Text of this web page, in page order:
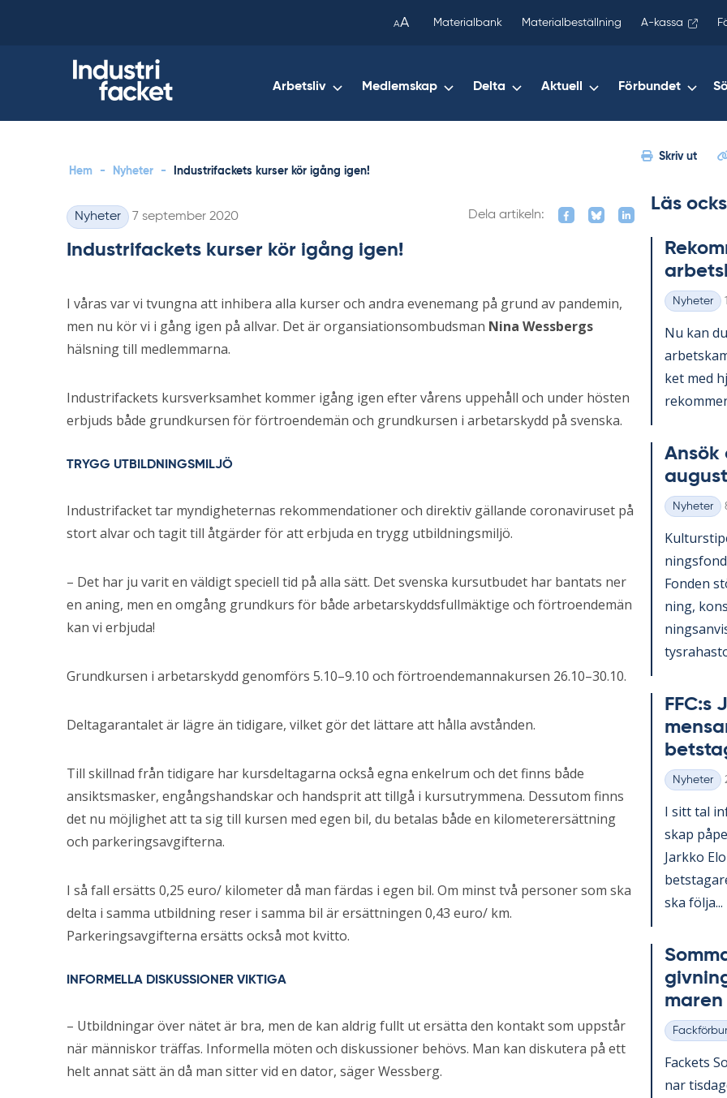
AA Materialbank Materialbeställning A-kassa
Arbetsliv Medlemskap Delta Aktuell Förbundet
Hem - Nyheter - Industrifackets kurser kör igång igen!
Skriv ut
Kategorier
Nyheter Skriven
7 september 2020 Dela artikeln:
Industrifackets kurser kör igång igen!
I våras var vi tvungna att inhibera alla kurser och andra evenemang på grund av pandemin,
men nu kör vi i gång igen på allvar. Det är organsiationsombudsman Nina Wessbergs
hälsning till medlemmarna.
Industrifackets kursverksamhet kommer igång igen efter vårens uppehåll och under hösten
erbjuds både grundkursen för förtroendemän och grundkursen i arbetarskydd på svenska.
TRYGG UTBILDNINGSMILJÖ
Industrifacket tar myndigheternas rekommendationer och direktiv gällande coronaviruset på
stort alvar och tagit till åtgärder för att erbjuda en trygg utbildningsmiljö.
– Det har ju varit en väldigt speciell tid på alla sätt. Det svenska kursutbudet har bantats ner
en aning, men en omgång grundkurs för både arbetarskyddsfullmäktige och förtroendemän
kan vi erbjuda!
Grundkursen i arbetarskydd genomförs 5.10–9.10 och förtroendemannakursen 26.10–30.10.
Deltagarantalet är lägre än tidigare, vilket gör det lättare att hålla avstånden.
Till skillnad från tidigare har kursdeltagarna också egna enkelrum och det finns både
ansiktsmasker, engångshandskar och handsprit att tillgå i kursutrymmena. Dessutom finns
det nu möjlighet att ta sig till kursen med egen bil, du betalas både en kilometerersättning
och parkeringsavgifterna.
I så fall ersätts 0,25 euro/ kilometer då man färdas i egen bil. Om minst två personer som ska
delta i samma utbildning reser i samma bil är ersättningen 0,43 euro/ km.
Parkeringsavgifterna ersätts också mot kvitto.
INFORMELLA DISKUSSIONER VIKTIGA
– Utbildningar över nätet är bra, men de kan aldrig fullt ut ersätta den kontakt som uppstår
när människor träffas. Informella möten och diskussioner behövs. Man kan diskutera på ett
helt annat sätt än då man sitter vid en dator, säger Wessberg.
Läs
Kategorier
Nyheter
Nu kan
ket med
An­sök
Kategorier
Nyheter
Fon­den
ning,
Kategorier
Nyheter
I sitt tal
skap
Jark­ko
ska följa...
ma­ren
Kategorier
Fac­kets
nar
copied
your
clipboard.)